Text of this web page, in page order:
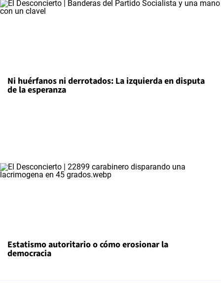
Ni huérfanos ni derrotados: La izquierda en disputa
de la esperanza
Estatismo autoritario o cómo erosionar la
democracia